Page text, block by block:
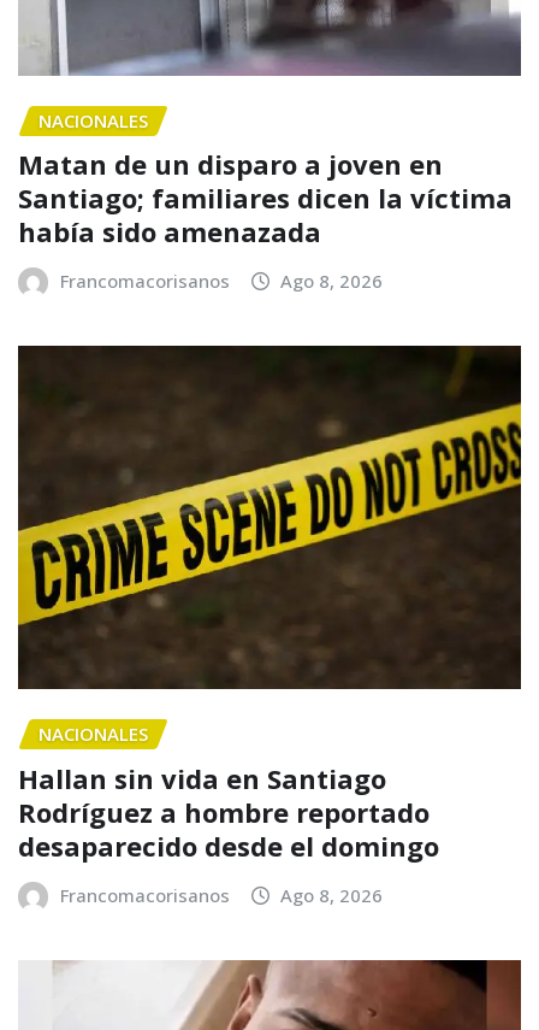
NACIONALES
Matan de un disparo a joven en
Santiago; familiares dicen la víctima
había sido amenazada
Francomacorisanos Ago 8, 2026
NACIONALES
Hallan sin vida en Santiago
Rodríguez a hombre reportado
desaparecido desde el domingo
Francomacorisanos Ago 8, 2026